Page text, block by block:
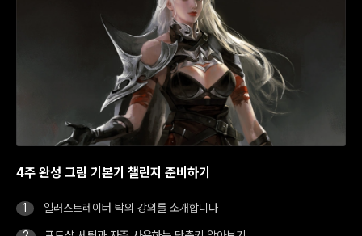
4주 완성 그림 기본기 챌린지 준비하기
일러스트레이터 탁의 강의를 소개합니다